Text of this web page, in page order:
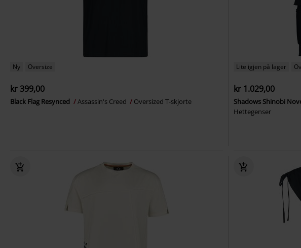
Ny Oversize
kr 399,00
Black Flag Resynced Assassin's Creed Oversized T-skjorte
Lite igjen på lager
kr 1.029,00
Shadows Shinobi
Hettegenser